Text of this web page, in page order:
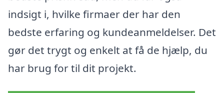
indsigt i, hvilke firmaer der har den
bedste erfaring og kundeanmeldelser. Det
gør det trygt og enkelt at få de hjælp, du
har brug for til dit projekt.